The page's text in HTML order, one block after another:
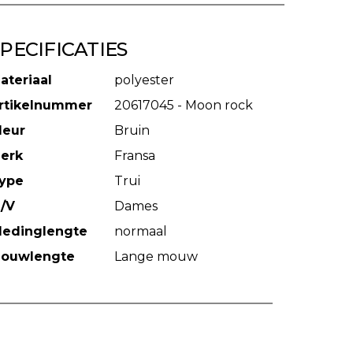
polyester
20617045 - Moon rock
Bruin
Fransa
Trui
V
Dames
normaal
Lange mouw